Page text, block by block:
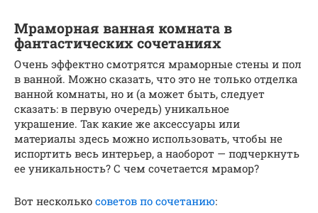
Мраморная ванная комната в
фантастических сочетаниях
Очень эффектно смотрятся мраморные стены и пол
в ванной. Можно сказать, что это не только отделка
ванной комнаты, но и (а может быть, следует
сказать: в первую очередь) уникальное
украшение. Так какие же аксессуары или
материалы здесь можно использовать, чтобы не
испортить весь интерьер, а наоборот — подчеркнуть
ее уникальность? С чем сочетается мрамор?
Вот несколько советов по сочетанию: